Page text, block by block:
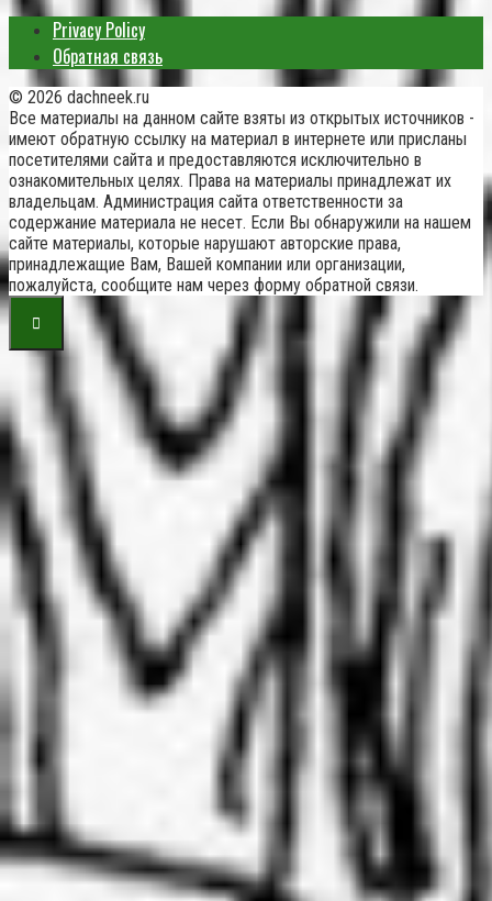
Privacy Policy
Обратная связь
© 2026 dachneek.ru
Все материалы на данном сайте взяты из открытых источников -
имеют обратную ссылку на материал в интернете или присланы
посетителями сайта и предоставляются исключительно в
ознакомительных целях. Права на материалы принадлежат их
владельцам. Администрация сайта ответственности за
содержание материала не несет. Если Вы обнаружили на нашем
сайте материалы, которые нарушают авторские права,
принадлежащие Вам, Вашей компании или организации,
пожалуйста, сообщите нам через форму обратной связи.